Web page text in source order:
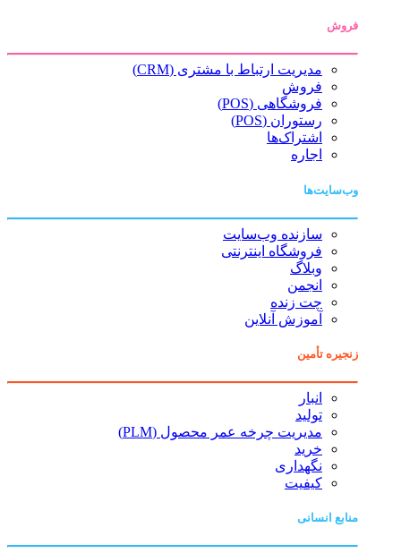
فروش
مدیریت ارتباط با مشتری (CRM)
فروش
فروشگاهی (POS)
رستوران (POS)
اشتراک‌ها
اجاره
وب‌سایت‌ها
سازنده وب‌سایت
فروشگاه اینترنتی
وبلاگ
انجمن
چت زنده
آموزش آنلاین
زنجیره تأمین
انبار
تولید
مدیریت چرخه عمر محصول (PLM)
خرید
نگهداری
کیفیت
منابع انسانی